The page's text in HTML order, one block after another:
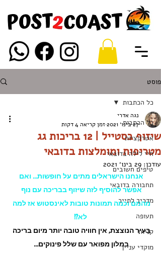
פוסט
כל הכתבות
אטרקציות
חיי לילה בדובאי
טיפים חשובים
תחבורה בדובאי
מדריך לתייר
תעופה
קניות
מוקדי עניין
כל הכתבות
שיזוף בסטייל | 12 בריכות גג
מטריפות ומומלצות בדובאי
נגה אדרי
27 בינו׳ 2021
זמן קריאה 4 דקות
עודכן: 29 בינו׳ 2021
אנחנו הישראלים מתים על חופשות... ואם
אפשר להוסיף לזה שיזוף בבריכה עם נוף
מהמם וכמה תמונות טובות לאינסטוש אז למה
לא?!
בעיר הנוצצת, אין חוויה טובה יותר מיום בריכה
במלון מפואר עם שלל פינוקים...